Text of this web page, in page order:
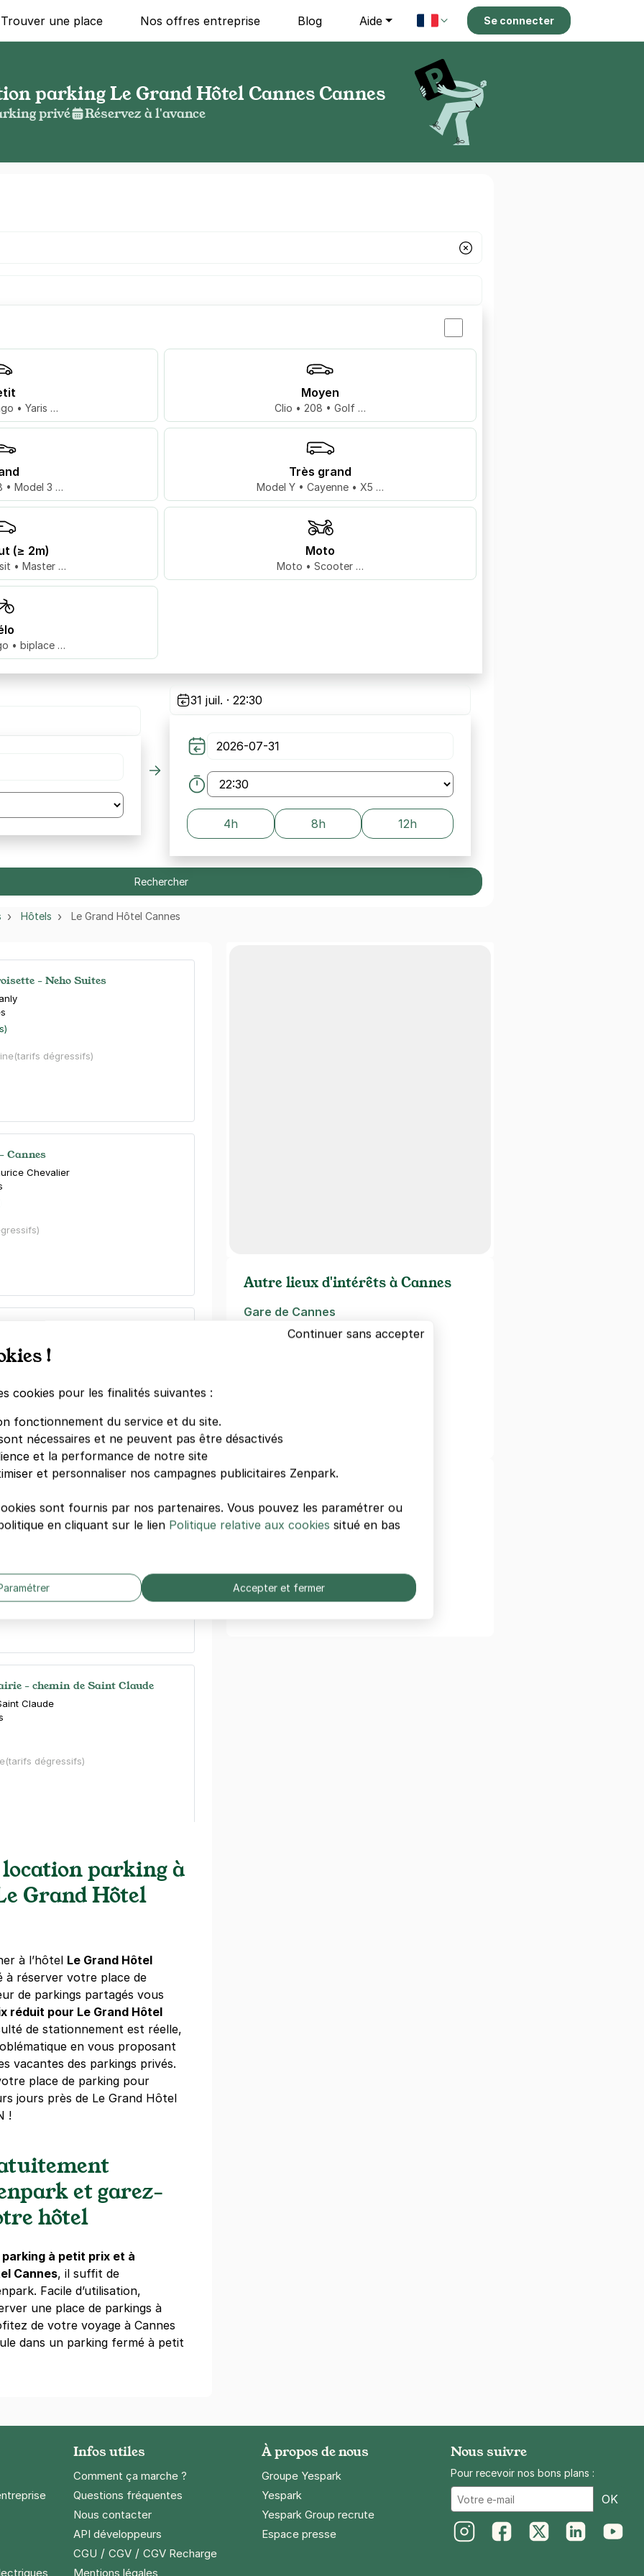
Trouver une place Nos offres entreprise Blog Aide Se connecter
parking Le Grand Hôtel Cannes Cannes
privé Réservez à l'avance
• Yaris …
Moyen
Clio • 208 • Golf …
• Model 3 …
Très grand
Model Y • Cayenne • X5 …
(≥ 2m)
• Master …
Moto
Moto • Scooter …
• biplace …
31 juil. · 22:30
4h 8h 12h
Rechercher
Hôtels Le Grand Hôtel Cannes
- Neho Suites
(tarifs dégressifs)
Cannes
Chevalier
la Napoule
Pierre Cerutti - Antibes
Pierre Cerutti
- chemin de Saint Claude
Claude
(tarifs dégressifs)
parking à
Grand Hôtel
à l’hôtel Le Grand Hôtel
à réserver votre place de
de parkings partagés vous
réduit pour Le Grand Hôtel
de stationnement est réelle,
en vous proposant
vacantes des parkings privés.
place de parking pour
jours près de Le Grand Hôtel
!
et garez-
hôtel
parking à petit prix et à
Cannes, il suffit de
Facile d’utilisation,
une place de parkings à
de votre voyage à Cannes
dans un parking fermé à petit
Autre lieux d'intérêts à Cannes
Gare de Cannes
Association Marty
Musée de l'enfance
Autres hôtels de Cannes
Hôtel Barrière Le Gray d'Albion
InterContinental Carlon Cannes
Le Grand Hôtel Cannes
Infos utiles
Comment ça marche ?
Questions fréquentes
Nous contacter
API développeurs
CGU / CGV/ CGV Recharge
Mentions légales
À propos de nous
Groupe Yespark
Yespark
Yespark Group recrute
Espace presse
Nous suivre
Pour recevoir nos bons plans :
OK
Continuer sans accepter
!
cookies pour les finalités suivantes :
fonctionnement du service et du site.
nécessaires et ne peuvent pas être désactivés
et la performance de notre site
et personnaliser nos campagnes publicitaires Zenpark.
sont fournis par nos partenaires. Vous pouvez les paramétrer ou
en cliquant sur le lien Politique relative aux cookies situé en bas
Accepter et fermer